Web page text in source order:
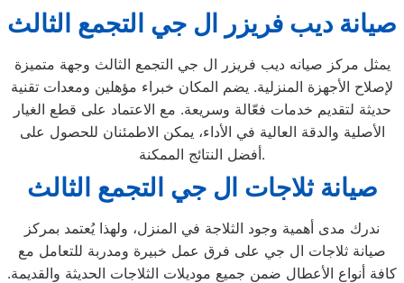
صيانة ديب فريزر ال جي التجمع الثالث
يمثل مركز صيانه ديب فريزر ال جي التجمع الثالث وجهة متميزة
لإصلاح الأجهزة المنزلية. يضم المكان خبراء مؤهلين ومعدات تقنية
حديثة لتقديم خدمات فعّالة وسريعة. مع الاعتماد على قطع الغيار
الأصلية والدقة العالية في الأداء، يمكن الاطمئنان للحصول على
أفضل النتائج الممكنة.
صيانة ثلاجات ال جي التجمع الثالث
ندرك مدى أهمية وجود الثلاجة في المنزل، ولهذا يُعتمد بمركز
صيانة ثلاجات ال جي على فرق عمل خبيرة ومدربة للتعامل مع
كافة أنواع الأعطال ضمن جميع موديلات الثلاجات الحديثة والقديمة.